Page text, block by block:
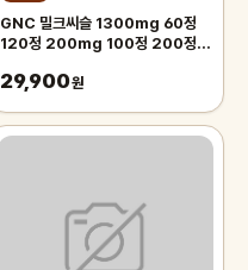
GNC 밀크씨슬 1300mg 60정
120정 200mg 100정 200정
29,900원